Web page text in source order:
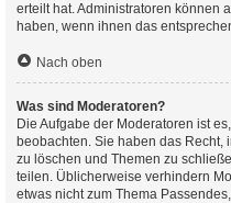
erteilt hat. Administratoren können
haben, wenn ihnen das
Nach oben
Was sind Moderatoren?
Die Aufgabe der Moderatoren ist
beobachten. Sie haben das Recht,
zu löschen und Themen zu
teilen. Üblicherweise verhindern
etwas nicht zum Thema